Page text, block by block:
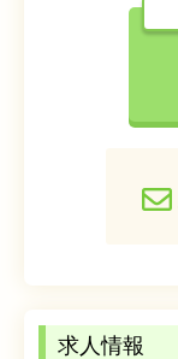
求人情報